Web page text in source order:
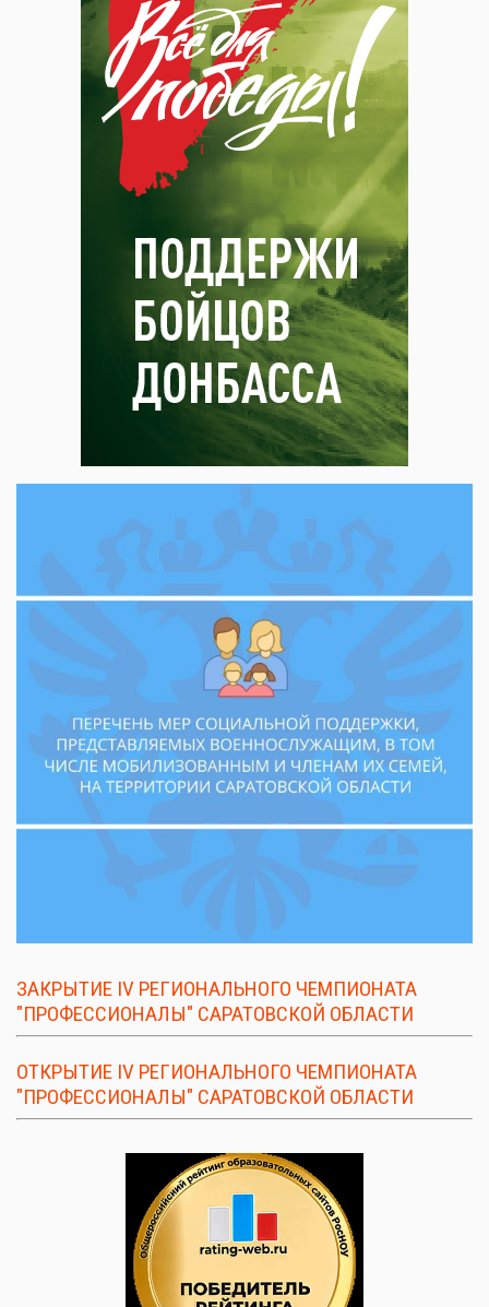
ЗАКРЫТИЕ IV РЕГИОНАЛЬНОГО ЧЕМПИОНАТА
"ПРОФЕССИОНАЛЫ" САРАТОВСКОЙ ОБЛАСТИ
ОТКРЫТИЕ IV РЕГИОНАЛЬНОГО ЧЕМПИОНАТА
"ПРОФЕССИОНАЛЫ" САРАТОВСКОЙ ОБЛАСТИ